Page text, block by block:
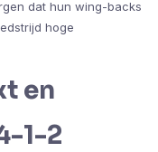
dat hun wing-backs
hoge
en
1-2